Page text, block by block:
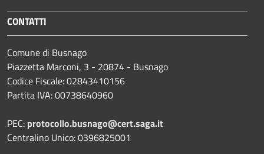
CONTATTI
Comune di Busnago
Piazzetta Marconi, 3 - 20874 - Busnago
Codice Fiscale: 02843410156
Partita IVA: 00738640960
PEC: protocollo.busnago@cert.saga.it
Centralino Unico: 0396825001